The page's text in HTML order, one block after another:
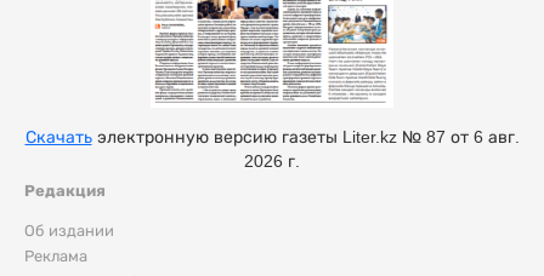
Редакция
Об издании
Реклама
Скачатьэлектронную версию газеты Liter.kz № 87 от 6 авг.
2026 г.